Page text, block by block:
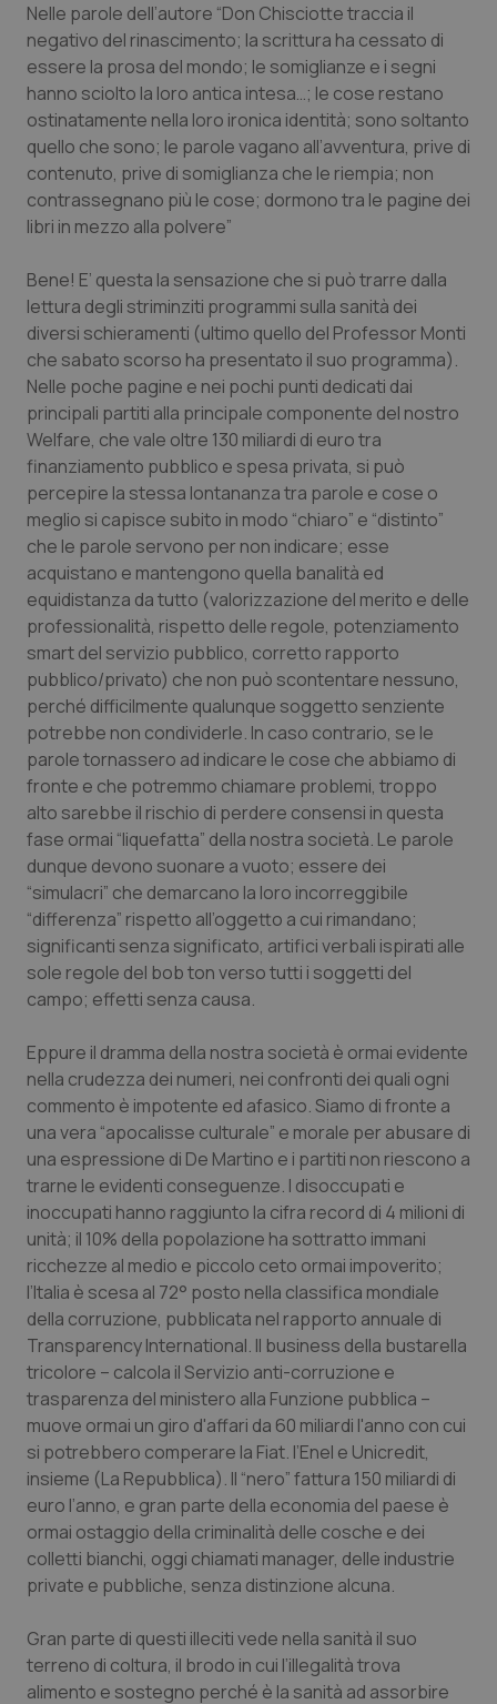
Liguria
Lombardia
Marche
Molise
Provincia Autonoma di Bolzano
Provincia Autonoma di Trento
Puglia
Sardegna
Sicilia
Toscana
Umbria
Valle D’Aosta
Veneto
Disturbi dell’umore
Dolore
Donna & Salute
Epatiti
Infezioni & Febbre
Ipertensione & Scompenso
Malattie rare
Malattia di Crohn & Rettocolite Ulcerosa
Neuroscienze & patologie neurodegenerative
Obesità
Oftalmologia
Oncodermatologia
Oncoematologia
Oncologia & Nutrizione
Psoriasi & pelle
Quotidiano Cardiologia
Quotidiano Chirurgia
Quotidiano Oncologia
Quotidiano Pediatria
Rene & patologie urogenitali
Salute orale & impianti
Sangue & coagulazione
Tiroide
Tumore al seno
Tumore ovarico
Tumori del Polmone & Testa Collo
Tumori gastrointestinali
Ulcera & Reflusso
Vaccini
Nelle parole dell’autore “Don Chisciotte traccia il
negativo del rinascimento; la scrittura ha cessato di
essere la prosa del mondo; le somiglianze e i segni
hanno sciolto la loro antica intesa…; le cose restano
ostinatamente nella loro ironica identità; sono soltanto
quello che sono; le parole vagano all’avventura, prive di
contenuto, prive di somiglianza che le riempia; non
contrassegnano più le cose; dormono tra le pagine dei
libri in mezzo alla polvere”
Bene! E’ questa la sensazione che si può trarre dalla
lettura degli striminziti programmi sulla sanità dei
diversi schieramenti (ultimo quello del Professor Monti
che sabato scorso ha presentato il suo programma).
Nelle poche pagine e nei pochi punti dedicati dai
principali partiti alla principale componente del nostro
Welfare, che vale oltre 130 miliardi di euro tra
finanziamento pubblico e spesa privata, si può
percepire la stessa lontananza tra parole e cose o
meglio si capisce subito in modo “chiaro” e “distinto”
che le parole servono per non indicare; esse
acquistano e mantengono quella banalità ed
equidistanza da tutto (valorizzazione del merito e delle
professionalità, rispetto delle regole, potenziamento
smart del servizio pubblico, corretto rapporto
pubblico/privato) che non può scontentare nessuno,
perché difficilmente qualunque soggetto senziente
potrebbe non condividerle. In caso contrario, se le
parole tornassero ad indicare le cose che abbiamo di
fronte e che potremmo chiamare problemi, troppo
alto sarebbe il rischio di perdere consensi in questa
fase ormai “liquefatta” della nostra società. Le parole
dunque devono suonare a vuoto; essere dei
“simulacri” che demarcano la loro incorreggibile
“differenza” rispetto all’oggetto a cui rimandano;
significanti senza significato, artifici verbali ispirati alle
sole regole del bob ton verso tutti i soggetti del
campo; effetti senza causa.
Eppure il dramma della nostra società è ormai evidente
nella crudezza dei numeri, nei confronti dei quali ogni
commento è impotente ed afasico. Siamo di fronte a
una vera “apocalisse culturale” e morale per abusare di
una espressione di De Martino e i partiti non riescono a
trarne le evidenti conseguenze. I disoccupati e
inoccupati hanno raggiunto la cifra record di 4 milioni di
unità; il 10% della popolazione ha sottratto immani
ricchezze al medio e piccolo ceto ormai impoverito;
l’Italia è scesa al 72° posto nella classifica mondiale
della corruzione, pubblicata nel rapporto annuale di
Transparency International. Il business della bustarella
tricolore – calcola il Servizio anti-corruzione e
trasparenza del ministero alla Funzione pubblica –
muove ormai un giro d'affari da 60 miliardi l'anno con cui
si potrebbero comperare la Fiat. l’Enel e Unicredit,
insieme (La Repubblica). Il “nero” fattura 150 miliardi di
euro l’anno, e gran parte della economia del paese è
ormai ostaggio della criminalità delle cosche e dei
colletti bianchi, oggi chiamati manager, delle industrie
private e pubbliche, senza distinzione alcuna.
Gran parte di questi illeciti vede nella sanità il suo
terreno di coltura, il brodo in cui l’illegalità trova
alimento e sostegno perché è la sanità ad assorbire